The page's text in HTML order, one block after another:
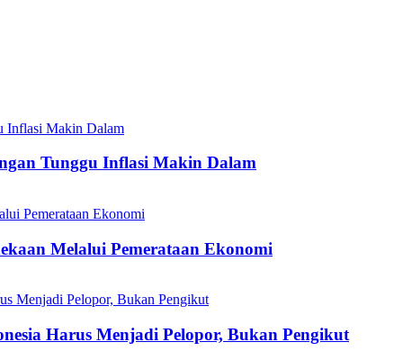
Tunggu Inflasi Makin Dalam
Melalui Pemerataan Ekonomi
Harus Menjadi Pelopor, Bukan Pengikut